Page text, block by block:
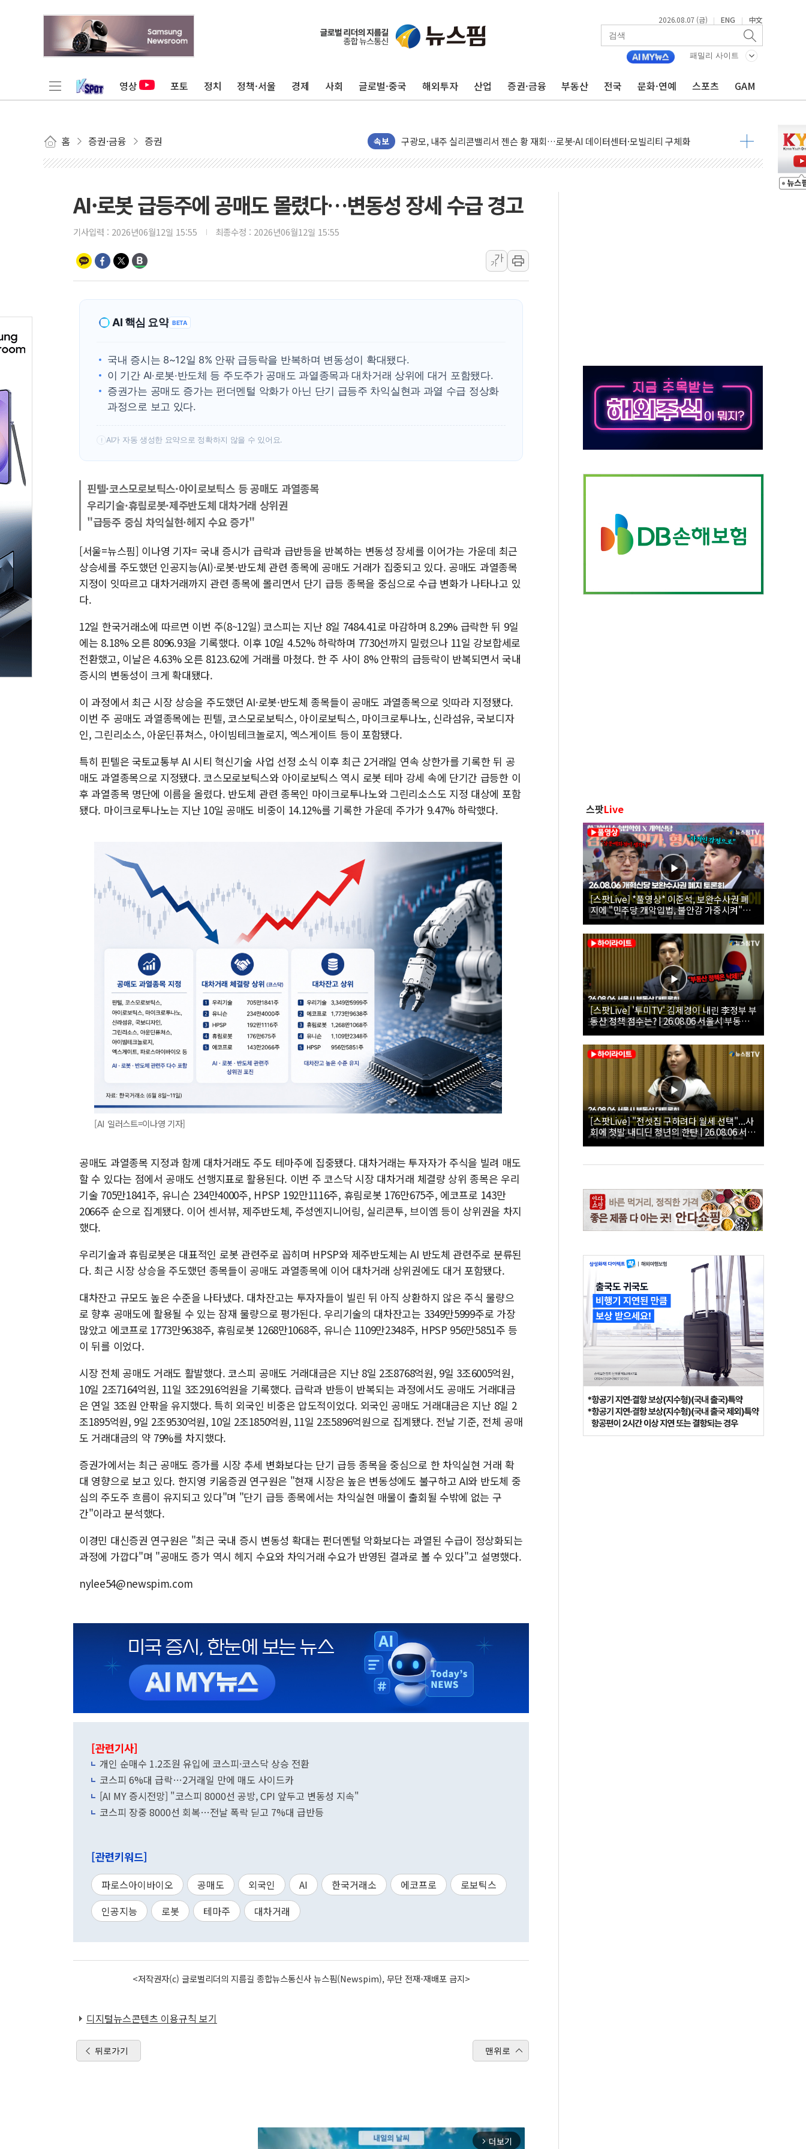
2026.08.07 (금) | ENG | 中文
패밀리 사이트
영상 포토 정치 정책·서울 경제 사회 글로벌·중국 해외투자 산업 증권·금융 부동산 전국 문화·연예 스포츠 GAM
홈 증권·금융 증권 속보
유럽증시, 견조한 실적 소화하며 대부분 상승… "2분기 기업 순이익 21% 증가" 전망
리투아니아 국방 "러, 우크라 드론으로 나토 회원국 공격 검토… 거짓 깃발 작전"
뉴욕증시 개장 전 특징주...모더나·아이온큐·도어대시↑ VS 샌디스크·피그마·앱러빈↓
김정관 장관 "영업이익 N% 성과급 반대…상법·자본시장법 개정 논의"
청와대, 북한 단거리 탄도미사일 발사에 긴급 안보 점검회의
금값 7주 만에 최고…美 고용 둔화·호르무즈 재개방 기대에 강세
러, 1인칭시점 드론으로 우크라 민간인 '사파리' 공격… 시민들 공포감 극대화 전략
[베트남 증시] 지수 하락 속 'DGC' 임시 주총 기대감에 홀로 상한가…마진 잔액은 사상 최고
'월가의 황제' 다이먼 "금융시장 레버리지 위험수위…숨은 차입이 더 큰 변수"
양주 섬유염색공장서 화재 1명 중상…대응 1단계 진압 중
[3보] 북, 원산서 동해로 단거리 탄도미사일 1발 발사… 올해 10번째·42일 만 도발
우크라 드론 전술, 중남미 콜롬비아에 새 안보 위기… 반군·마약카르텔이 습득해 전투 활용
동해해경, 독도 해상서 부유물 감긴 어선 구조
주한미군 "오산기지 누출, 백린 아닌 무해한 표면 부식 물질"
구미 폐염산처리업체서 불 2시간30여분만에 진화...외국인 노동자 숨져
AI·로봇 급등주에 공매도 몰렸다…변동성 장세 수급 경고
기사입력 : 2026년06월12일 15:55 최종수정 : 2026년06월12일 15:55
가
가
AI 핵심 요약 BETA
국내 증시는 8~12일 8% 안팎 급등락을 반복하며 변동성이 확대됐다.
이 기간 AI·로봇·반도체 등 주도주가 공매도 과열종목과 대차거래 상위에 대거 포함됐다.
증권가는 공매도 증가는 펀더멘털 악화가 아닌 단기 급등주 차익실현과 과열 수급 정상화
과정으로 보고 있다.
! AI가 자동 생성한 요약으로 정확하지 않을 수 있어요.
핀텔·코스모로보틱스·아이로보틱스 등 공매도 과열종목
우리기술·휴림로봇·제주반도체 대차거래 상위권
"급등주 중심 차익실현·헤지 수요 증가"
[서울=뉴스핌] 이나영 기자= 국내 증시가 급락과 급반등을 반복하는 변동성 장세를 이어가는 가운데 최근
상승세를 주도했던 인공지능(AI)·로봇·반도체 관련 종목에 공매도 거래가 집중되고 있다. 공매도 과열종목
지정이 잇따르고 대차거래까지 관련 종목에 몰리면서 단기 급등 종목을 중심으로 수급 변화가 나타나고 있
다.
12일 한국거래소에 따르면 이번 주(8~12일) 코스피는 지난 8일 7484.41로 마감하며 8.29% 급락한 뒤 9일
에는 8.18% 오른 8096.93을 기록했다. 이후 10일 4.52% 하락하며 7730선까지 밀렸으나 11일 강보합세로
전환했고, 이날은 4.63% 오른 8123.62에 거래를 마쳤다. 한 주 사이 8% 안팎의 급등락이 반복되면서 국내
증시의 변동성이 크게 확대됐다.
이 과정에서 최근 시장 상승을 주도했던 AI·로봇·반도체 종목들이 공매도 과열종목으로 잇따라 지정됐다.
이번 주 공매도 과열종목에는 핀텔, 코스모로보틱스, 아이로보틱스, 마이크로투나노, 신라섬유, 국보디자
인, 그린리소스, 아운딘퓨쳐스, 아이빔테크놀로지, 엑스게이트 등이 포함됐다.
특히 핀텔은 국토교통부 AI 시티 혁신기술 사업 선정 소식 이후 최근 2거래일 연속 상한가를 기록한 뒤 공
매도 과열종목으로 지정됐다. 코스모로보틱스와 아이로보틱스 역시 로봇 테마 강세 속에 단기간 급등한 이
후 과열종목 명단에 이름을 올렸다. 반도체 관련 종목인 마이크로투나노와 그린리소스도 지정 대상에 포함
됐다. 마이크로투나노는 지난 10일 공매도 비중이 14.12%를 기록한 가운데 주가가 9.47% 하락했다.
[AI 일러스트=이나영 기자]
공매도 과열종목 지정과 함께 대차거래도 주도 테마주에 집중됐다. 대차거래는 투자자가 주식을 빌려 매도
할 수 있다는 점에서 공매도 선행지표로 활용된다. 이번 주 코스닥 시장 대차거래 체결량 상위 종목은 우리
기술 705만1841주, 유니슨 234만4000주, HPSP 192만1116주, 휴림로봇 176만675주, 에코프로 143만
2066주 순으로 집계됐다. 이어 센서뷰, 제주반도체, 주성엔지니어링, 실리콘투, 브이엠 등이 상위권을 차지
했다.
우리기술과 휴림로봇은 대표적인 로봇 관련주로 꼽히며 HPSP와 제주반도체는 AI 반도체 관련주로 분류된
다. 최근 시장 상승을 주도했던 종목들이 공매도 과열종목에 이어 대차거래 상위권에도 대거 포함됐다.
대차잔고 규모도 높은 수준을 나타냈다. 대차잔고는 투자자들이 빌린 뒤 아직 상환하지 않은 주식 물량으
로 향후 공매도에 활용될 수 있는 잠재 물량으로 평가된다. 우리기술의 대차잔고는 3349만5999주로 가장
많았고 에코프로 1773만9638주, 휴림로봇 1268만1068주, 유니슨 1109만2348주, HPSP 956만5851주 등
이 뒤를 이었다.
시장 전체 공매도 거래도 활발했다. 코스피 공매도 거래대금은 지난 8일 2조8768억원, 9일 3조6005억원,
10일 2조7164억원, 11일 3조2916억원을 기록했다. 급락과 반등이 반복되는 과정에서도 공매도 거래대금
은 연일 3조원 안팎을 유지했다. 특히 외국인 비중은 압도적이었다. 외국인 공매도 거래대금은 지난 8일 2
조1895억원, 9일 2조9530억원, 10일 2조1850억원, 11일 2조5896억원으로 집계됐다. 전날 기준, 전체 공매
도 거래대금의 약 79%를 차지했다.
증권가에서는 최근 공매도 증가를 시장 추세 변화보다는 단기 급등 종목을 중심으로 한 차익실현 거래 확
대 영향으로 보고 있다. 한지영 키움증권 연구원은 "현재 시장은 높은 변동성에도 불구하고 AI와 반도체 중
심의 주도주 흐름이 유지되고 있다"며 "단기 급등 종목에서는 차익실현 매물이 출회될 수밖에 없는 구
간"이라고 분석했다.
이경민 대신증권 연구원은 "최근 국내 증시 변동성 확대는 펀더멘털 악화보다는 과열된 수급이 정상화되는
과정에 가깝다"며 "공매도 증가 역시 헤지 수요와 차익거래 수요가 반영된 결과로 볼 수 있다"고 설명했다.
nylee54@newspim.com
[관련기사]
개인 순매수 1.2조원 유입에 코스피·코스닥 상승 전환
코스피 6%대 급락…2거래일 만에 매도 사이드카
[AI MY 증시전망] "코스피 8000선 공방, CPI 앞두고 변동성 지속"
코스피 장중 8000선 회복…전날 폭락 딛고 7%대 급반등
[관련키워드]
파로스아이바이오 공매도 외국인 AI 한국거래소 에코프로
로보틱스
인공지능
로봇 테마주 대차거래
<저작권자(c) 글로벌리더의 지름길 종합뉴스통신사 뉴스핌(Newspim), 무단 전재-재배포 금지>
디지털뉴스콘텐츠 이용규칙 보기
뒤로가기 맨위로
arrow_forward_ios 더보기
스팟Live
[스팟Live] *풀영상* 이준석, 보완수사권 폐
지에 "민주당 개악입법, 불안감 가중시켜"｜
26.08.06 개혁신당 보완수사권 폐지 토론회
[스팟Live] '투미TV' 김제경이 내린 李정부 부
동산 정책 점수는? | 26.08.06 서울시 부동산
대토론회
[스팟Live] "전셋집 구하려다 월세 선택"...사
회에 첫발 내디딘 청년의 한탄 | 26.08.06 서울
시 부동산 대토론회